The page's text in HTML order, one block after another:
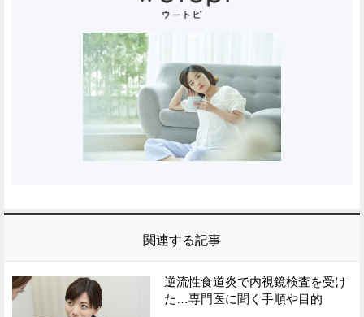
関連する記事
逆流性食道炎で内視鏡検査を受け
た…専門医に聞く手順や目的